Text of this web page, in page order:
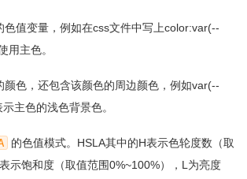
色值变量，例如在css文件中写上color:var(--
用主色。
颜色，还包含该颜色的周边颜色，例如var(--
主色的浅色背景色。
的色值模式。HSLA其中的H表示色轮度数（取
示饱和度（取值范围0%~100%），L为亮度